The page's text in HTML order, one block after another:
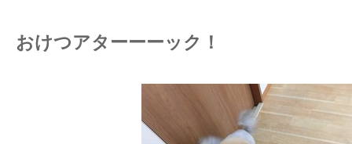
おけつアターーーック！